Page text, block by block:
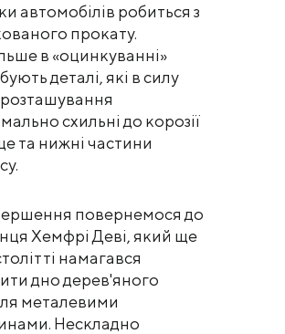
автомобілів робиться з
прокату.
в «оцинкуванні»
деталі, які в силу
схильні до корозії
та нижні частини
повернемося до
Хемфрі Деві, який ще
намагався
дно дерев'яного
металевими
Нескладно